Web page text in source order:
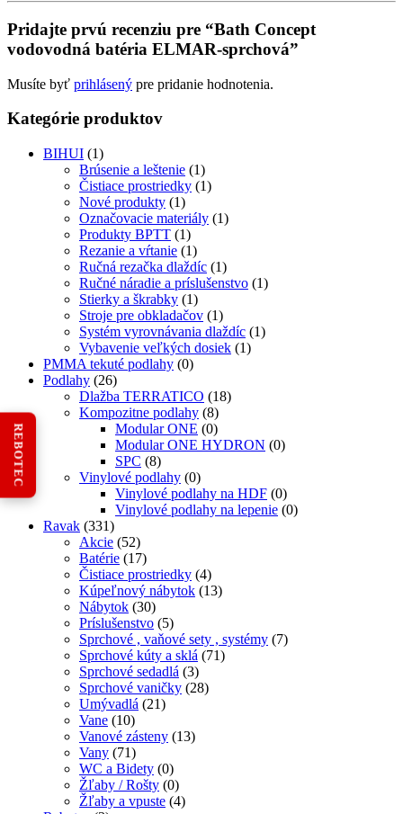
Pridajte prvú recenziu pre “Bath Concept
vodovodná batéria ELMAR-sprchová”
Musíte byť prihlásený pre pridanie hodnotenia.
Kategórie produktov
BIHUI (1)
Brúsenie a leštenie (1)
Čistiace prostriedky (1)
Nové produkty (1)
Označovacie materiály (1)
Produkty BPTT (1)
Rezanie a vŕtanie (1)
Ručná rezačka dlaždíc (1)
Ručné náradie a príslušenstvo (1)
Stierky a škrabky (1)
Stroje pre obkladačov (1)
Systém vyrovnávania dlaždíc (1)
Vybavenie veľkých dosiek (1)
PMMA tekuté podlahy (0)
Podlahy (26)
Dlažba TERRATICO (18)
Kompozitne podlahy (8)
Modular ONE (0)
Modular ONE HYDRON (0)
SPC (8)
Vinylové podlahy (0)
Vinylové podlahy na HDF (0)
Vinylové podlahy na lepenie (0)
Ravak (331)
Akcie (52)
Batérie (17)
Čistiace prostriedky (4)
Kúpeľnový nábytok (13)
Nábytok (30)
Príslušenstvo (5)
Sprchové , vaňové sety , systémy (7)
Sprchové kúty a sklá (71)
Sprchové sedadlá (3)
Sprchové vaničky (28)
Umývadlá (21)
Vane (10)
Vanové zásteny (13)
Vany (71)
WC a Bidety (0)
Žľaby / Rošty (0)
Žľaby a vpuste (4)
REBOTEC